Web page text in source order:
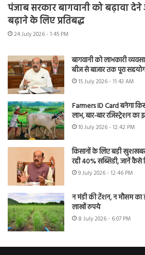
पंजाब सरकार बागवानी को बढ़ावा
बढ़ाने के लिए प्रतिबद्ध
24 July 2026 - 1:45 PM
बागवानी को लाभकारी
बीज से बाजार तक पूरा
15 July 2026 - 11:43 AM
Farmers ID Card बनेगा
लाभ, बार-बार रजिस्ट्रेशन
10 July 2026 - 12:42 PM
किसानों के लिए बड़ी
रही 40% सब्सिडी, जानें कैसे
9 July 2026 - 12:46 PM
न मंडी की टेंशन, न मौसम
लाखों रुपये
8 July 2026 - 6:07 PM